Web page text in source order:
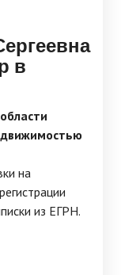
в
на
из ЕГРН.